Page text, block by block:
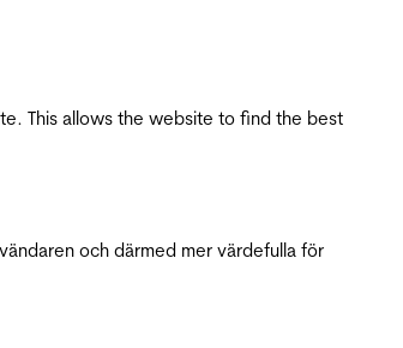
This allows the website to find the best
och därmed mer värdefulla för